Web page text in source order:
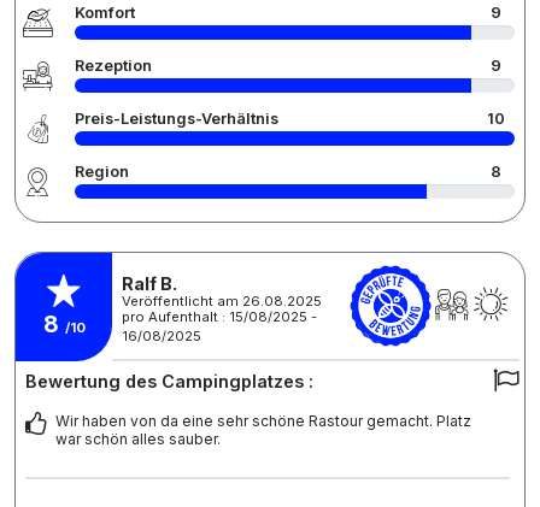
Komfort 9
Rezeption 9
Preis-Leistungs-Verhältnis 10
Region 8
8 /10
Ralf B.
Veröffentlicht am 26.08.2025
pro Aufenthalt : 15/08/2025 -
16/08/2025
Bewertung des Campingplatzes :
Wir haben von da eine sehr schöne Rastour gemacht. Platz
war schön alles sauber.